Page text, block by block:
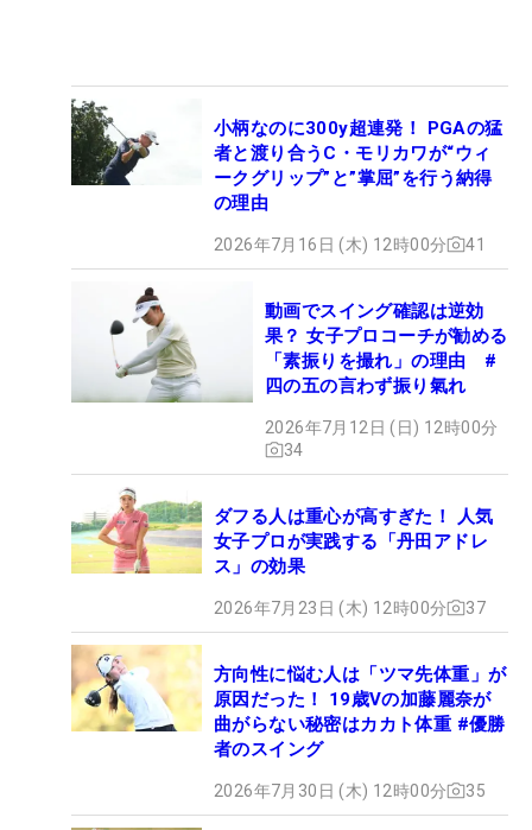
小柄なのに300y超連発！ PGAの猛
者と渡り合うC・モリカワが“ウィ
ークグリップ”と”掌屈”を行う納得
の理由
2026年7月16日 (木) 12時00分 41
動画でスイング確認は逆効
果？ 女子プロコーチが勧める
「素振りを撮れ」の理由 #
四の五の言わず振り氣れ
2026年7月12日 (日) 12時00分
34
ダフる人は重心が高すぎた！ 人気
女子プロが実践する「丹田アドレ
ス」の効果
2026年7月23日 (木) 12時00分 37
方向性に悩む人は「ツマ先体重」が
原因だった！ 19歳Vの加藤麗奈が
曲がらない秘密はカカト体重 #優勝
者のスイング
2026年7月30日 (木) 12時00分 35